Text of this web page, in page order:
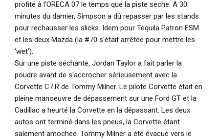
profité à l'ORECA 07 le temps que la piste sèche. A 30
minutes du damier, Simpson a dû repasser par les stands
pour rechausser les slicks. Idem pour Tequila Patron ESM
et les deux Mazda (la #70 s'était arrêtée pour mettre les
'wet').
Sur une piste séchante, Jordan Taylor a fait parler la
poudre avant de s'accrocher sérieusement avec la
Corvette C7.R de Tommy Milner. Le pilote Corvette était en
pleine manoeuvre de dépassement sur une Ford GT et la
Cadillac a heurté la Corvette en la dépassant. Les deux
autos ont terminé dans les pneus, la Corvette étant
salement amochée. Tommy Milner a été évacué vers le